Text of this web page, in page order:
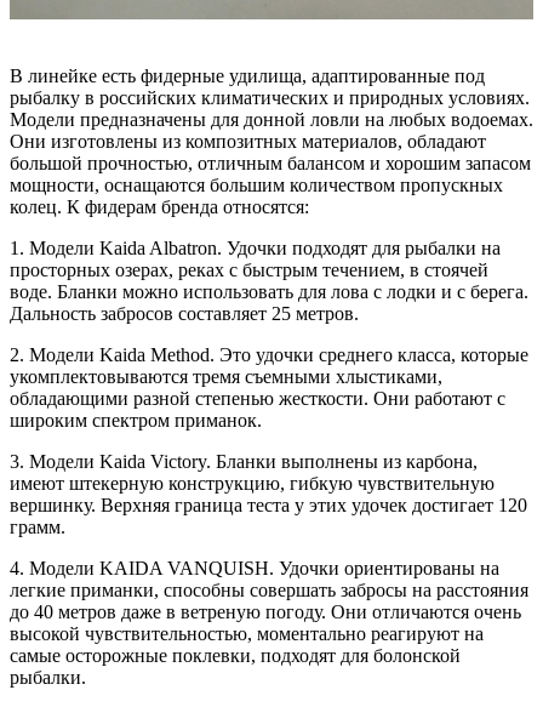
В линейке есть фидерные удилища, адаптированные под
рыбалку в российских климатических и природных условиях.
Модели предназначены для донной ловли на любых водоемах.
Они изготовлены из композитных материалов, обладают
большой прочностью, отличным балансом и хорошим запасом
мощности, оснащаются большим количеством пропускных
колец. К фидерам бренда относятся:
1. Модели Kaida Albatron. Удочки подходят для рыбалки на
просторных озерах, реках с быстрым течением, в стоячей
воде. Бланки можно использовать для лова с лодки и с берега.
Дальность забросов составляет 25 метров.
2. Модели Kaida Method. Это удочки среднего класса, которые
укомплектовываются тремя съемными хлыстиками,
обладающими разной степенью жесткости. Они работают с
широким спектром приманок.
3. Модели Kaida Victory. Бланки выполнены из карбона,
имеют штекерную конструкцию, гибкую чувствительную
вершинку. Верхняя граница теста у этих удочек достигает 120
грамм.
4. Модели KAIDA VANQUISH. Удочки ориентированы на
легкие приманки, способны совершать забросы на расстояния
до 40 метров даже в ветреную погоду. Они отличаются очень
высокой чувствительностью, моментально реагируют на
самые осторожные поклевки, подходят для болонской
рыбалки.